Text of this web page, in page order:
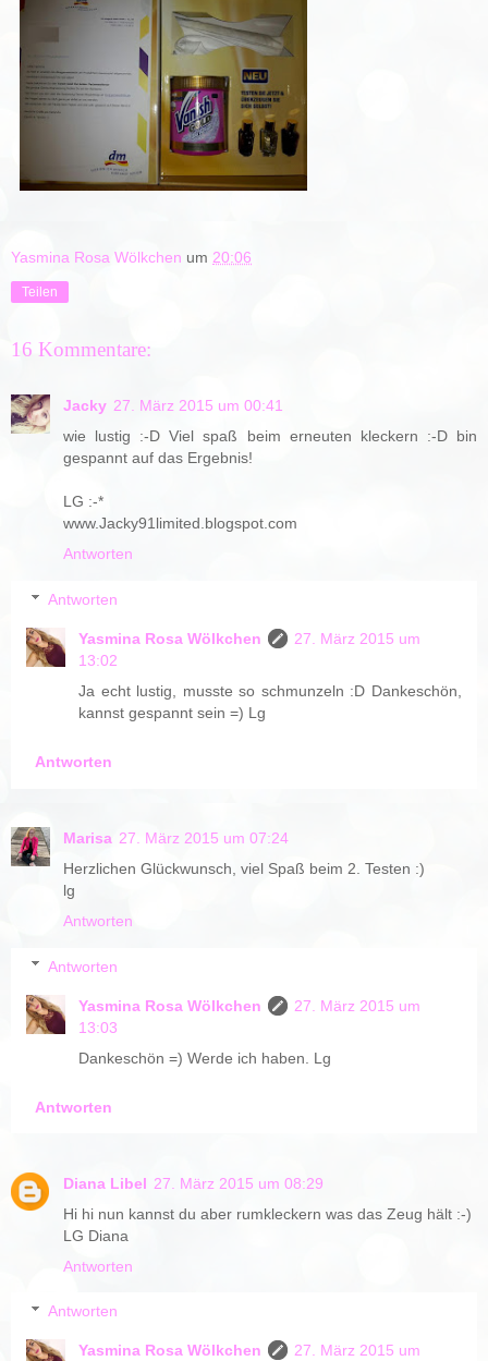
Yasmina Rosa Wölkchen um 20:06
Teilen
16 Kommentare:
Jacky 27. März 2015 um 00:41
wie lustig :-D Viel spaß beim erneuten kleckern :-D bin
gespannt auf das Ergebnis!
LG :-*
www.Jacky91limited.blogspot.com
Antworten
Antworten
Yasmina Rosa Wölkchen
27. März 2015 um
13:02
Ja echt lustig, musste so schmunzeln :D Dankeschön,
kannst gespannt sein =) Lg
Antworten
Marisa 27. März 2015 um 07:24
Herzlichen Glückwunsch, viel Spaß beim 2. Testen :)
lg
Antworten
Antworten
Yasmina Rosa Wölkchen
27. März 2015 um
13:03
Dankeschön =) Werde ich haben. Lg
Antworten
Diana Libel 27. März 2015 um 08:29
Hi hi nun kannst du aber rumkleckern was das Zeug hält :-)
LG Diana
Antworten
Antworten
Yasmina Rosa Wölkchen
27. März 2015 um